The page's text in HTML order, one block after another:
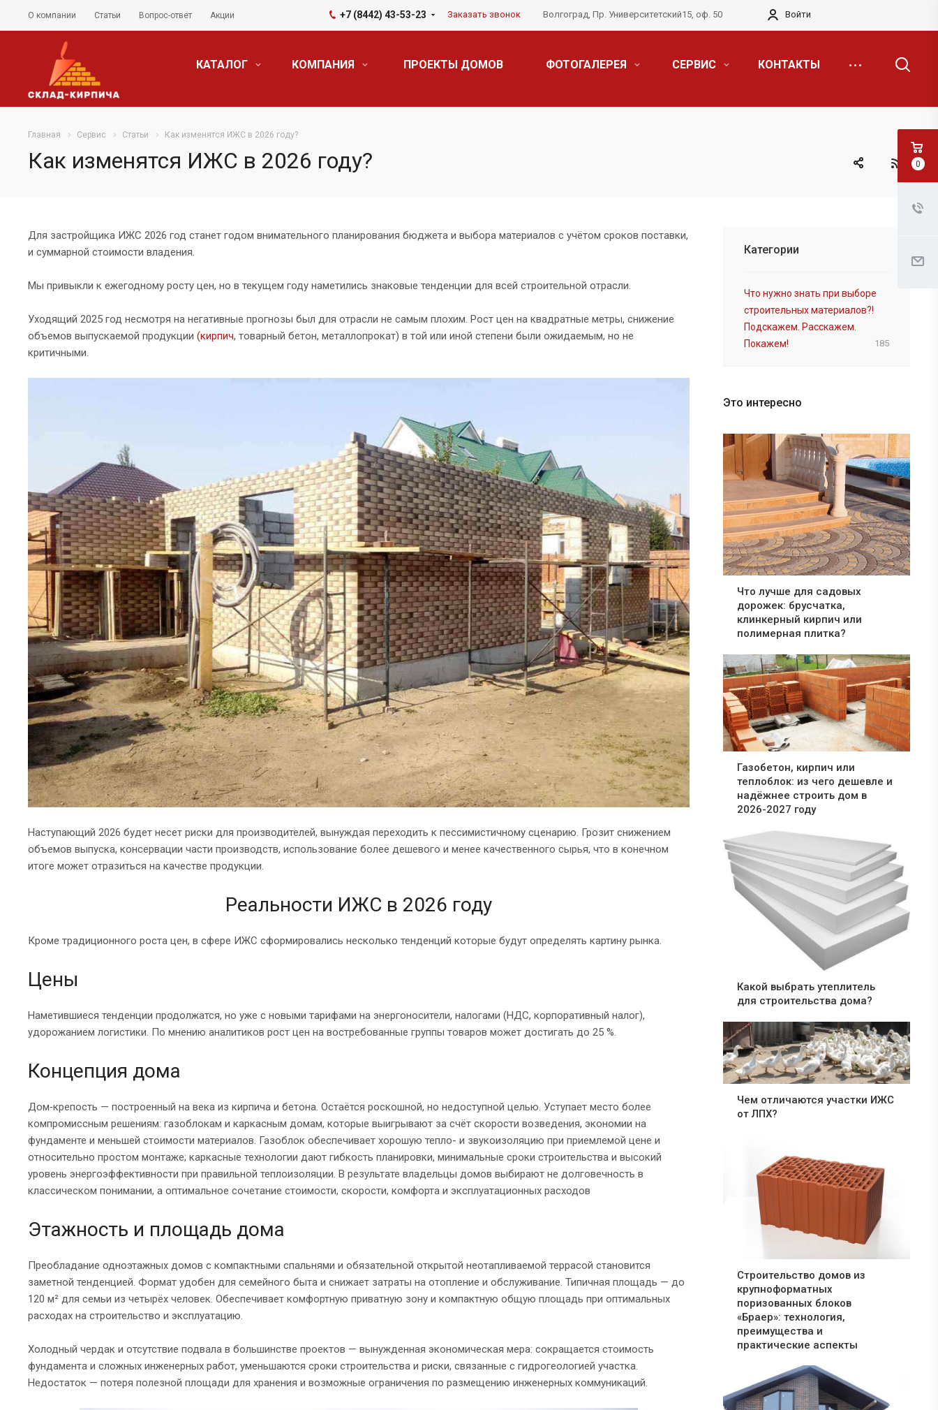
О компании Статьи Вопрос-ответ Акции +7 (8442) 43-53-23 Заказать звонок Волгоград, Пр. Университетский15, оф. 50 Войти
КАТАЛОГ КОМПАНИЯ ПРОЕКТЫ ДОМОВ ФОТОГАЛЕРЕЯ СЕРВИС КОНТАКТЫ
Главная Сервис Статьи Как изменятся ИЖС в 2026 году?
Как изменятся ИЖС в 2026 году?
Для застройщика ИЖС 2026 год станет годом внимательного планирования бюджета и выбора материалов с учётом сроков поставки,
и суммарной стоимости владения.
Мы привыкли к ежегодному росту цен, но в текущем году наметились знаковые тенденции для всей строительной отрасли.
Уходящий 2025 год несмотря на негативные прогнозы был для отрасли не самым плохим. Рост цен на квадратные метры, снижение
объемов выпускаемой продукции (кирпич, товарный бетон, металлопрокат) в той или иной степени были ожидаемым, но не
критичными.
Наступающий 2026 будет несет риски для производителей, вынуждая переходить к пессимистичному сценарию. Грозит снижением
объемов выпуска, консервации части производств, использование более дешевого и менее качественного сырья, что в конечном
итоге может отразиться на качестве продукции.
Реальности ИЖС в 2026 году
Кроме традиционного роста цен, в сфере ИЖС сформировались несколько тенденций которые будут определять картину рынка.
Цены
Наметившиеся тенденции продолжатся, но уже с новыми тарифами на энергоносители, налогами (НДС, корпоративный налог),
удорожанием логистики. По мнению аналитиков рост цен на востребованные группы товаров может достигать до 25 %.
Концепция дома
Дом‑крепость — построенный на века из кирпича и бетона. Остаётся роскошной, но недоступной целью. Уступает место более
компромиссным решениям: газоблокам и каркасным домам, которые выигрывают за счёт скорости возведения, экономии на
фундаменте и меньшей стоимости материалов. Газоблок обеспечивает хорошую тепло- и звукоизоляцию при приемлемой цене и
относительно простом монтаже; каркасные технологии дают гибкость планировки, минимальные сроки строительства и высокий
уровень энергоэффективности при правильной теплоизоляции. В результате владельцы домов выбирают не долговечность в
классическом понимании, а оптимальное сочетание стоимости, скорости, комфорта и эксплуатационных расходов
Этажность и площадь дома
Преобладание одноэтажных домов с компактными спальнями и обязательной открытой неотапливаемой террасой становится
заметной тенденцией. Формат удобен для семейного быта и снижает затраты на отопление и обслуживание. Типичная площадь — до
120 м² для семьи из четырёх человек. Обеспечивает комфортную приватную зону и компактную общую площадь при оптимальных
расходах на строительство и эксплуатацию.
Холодный чердак и отсутствие подвала в большинстве проектов — вынужденная экономическая мера: сокращается стоимость
фундамента и сложных инженерных работ, уменьшаются сроки строительства и риски, связанные с гидрогеологией участка.
Недостаток — потеря полезной площади для хранения и возможные ограничения по размещению инженерных коммуникаций.
Категории
Что нужно знать при выборе
строительных материалов?!
Подскажем. Расскажем.
Покажем!
185
Это интересно
Что лучше для садовых
дорожек: брусчатка,
клинкерный кирпич или
полимерная плитка?
Газобетон, кирпич или
теплоблок: из чего дешевле и
надёжнее строить дом в
2026-2027 году
Какой выбрать утеплитель
для строительства дома?
Чем отличаются участки ИЖС
от ЛПХ?
Строительство домов из
крупноформатных
поризованных блоков
«Браер»: технология,
преимущества и
практические аспекты
0